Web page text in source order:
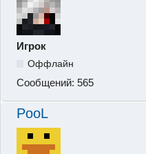
Игрок
Оффлайн
Сообщений: 565
PooL